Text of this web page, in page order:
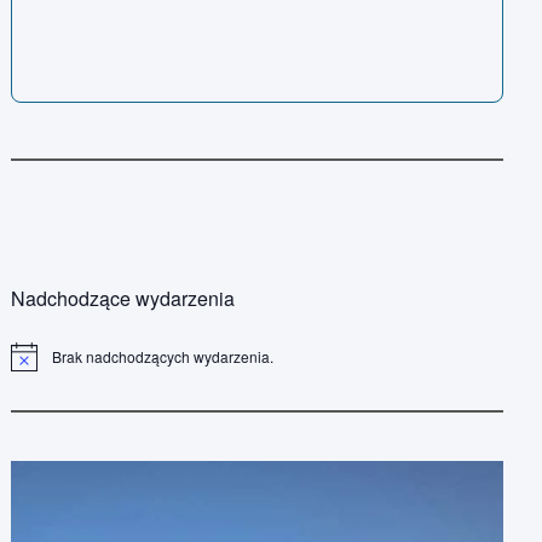
Nadchodzące wydarzenia
P
d
Brak nadchodzących wydarzenia.